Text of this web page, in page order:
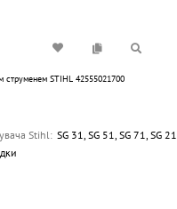
струменем STIHL 42555021700
Stihl: SG 31, SG 51, SG 71, SG 21